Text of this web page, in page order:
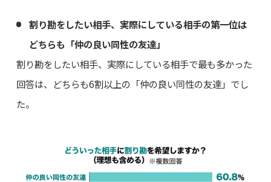
割り勘をしたい相手、実際にしている相手の第一位は
どちらも「仲の良い同性の友達」
割り勘をしたい相手、実際にしている相手で最も多かった
回答は、どちらも6割以上の「仲の良い同性の友達」でし
た。